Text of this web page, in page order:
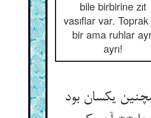
bile birbirine zıt
vasıflar var.
bir ama ruhlar
ayrı!
یکسان بود